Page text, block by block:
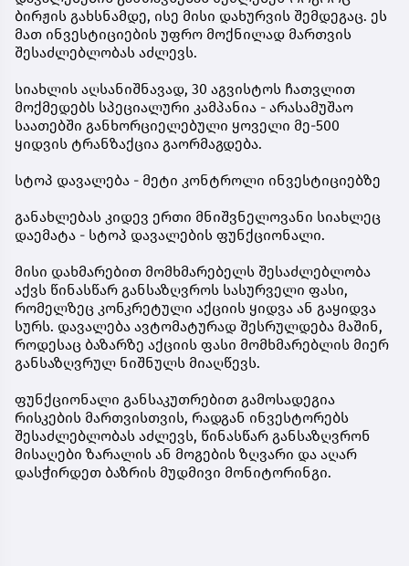
ბირჟის გახსნამდე, ისე მისი დახურვის შემდეგაც. ეს
მათ ინვესტიციების უფრო მოქნილად მართვის
შესაძლებლობას აძლევს.
სიახლის აღსანიშნავად, 30 აგვისტოს ჩათვლით
მოქმედებს სპეციალური კამპანია - არასამუშაო
საათებში განხორციელებული ყოველი მე-500
ყიდვის ტრანზაქცია გაორმაგდება.
სტოპ დავალება - მეტი კონტროლი ინვესტიციებზე
განახლებას კიდევ ერთი მნიშვნელოვანი სიახლეც
დაემატა - სტოპ დავალების ფუნქციონალი.
მისი დახმარებით მომხმარებელს შესაძლებლობა
აქვს წინასწარ განსაზღვროს სასურველი ფასი,
რომელზეც კონკრეტული აქციის ყიდვა ან გაყიდვა
სურს. დავალება ავტომატურად შესრულდება მაშინ,
როდესაც ბაზარზე აქციის ფასი მომხმარებლის მიერ
განსაზღვრულ ნიშნულს მიაღწევს.
ფუნქციონალი განსაკუთრებით გამოსადეგია
რისკების მართვისთვის, რადგან ინვესტორებს
შესაძლებლობას აძლევს, წინასწარ განსაზღვრონ
მისაღები ზარალის ან მოგების ზღვარი და აღარ
დასჭირდეთ ბაზრის მუდმივი მონიტორინგი.